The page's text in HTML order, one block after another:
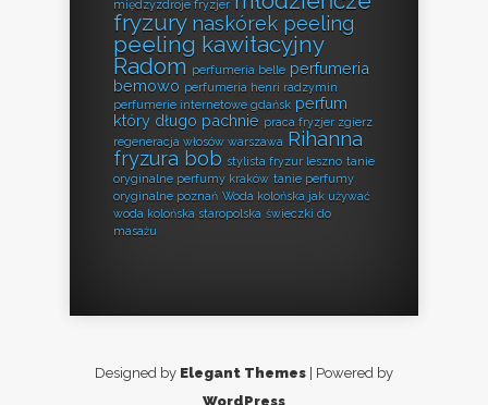
międzyzdroje fryzjer
fryzury naskórek peeling
peeling kawitacyjny
Radom perfumeria belle perfumeria
bemowo perfumeria henri radzymin
perfumerie internetowe gdańsk perfum
który długo pachnie praca fryzjer zgierz
regeneracja włosów warszawa Rihanna
fryzura bob stylista fryzur leszno tanie
oryginalne perfumy kraków tanie perfumy
oryginalne poznań Woda kolońska jak używać
woda kolońska staropolska świeczki do
masażu
Designed by Elegant Themes | Powered by
WordPress